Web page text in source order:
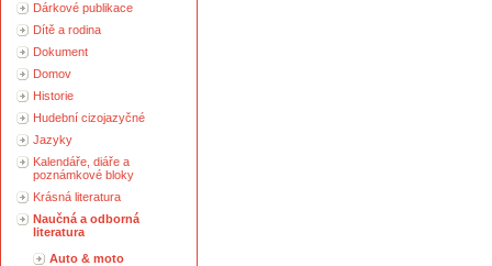
Dárkové publikace
Dítě a rodina
Dokument
Domov
Historie
Hudební cizojazyčné
Jazyky
Kalendáře, diáře a
poznámkové bloky
Krásná literatura
Naučná a odborná
literatura
Auto & moto